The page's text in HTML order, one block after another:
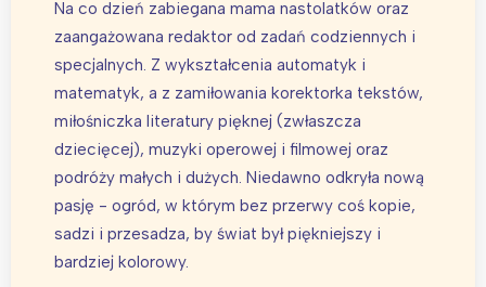
Na co dzień zabiegana mama nastolatków oraz
zaangażowana redaktor od zadań codziennych i
specjalnych. Z wykształcenia automatyk i
matematyk, a z zamiłowania korektorka tekstów,
miłośniczka literatury pięknej (zwłaszcza
dziecięcej), muzyki operowej i filmowej oraz
podróży małych i dużych. Niedawno odkryła nową
pasję - ogród, w którym bez przerwy coś kopie,
sadzi i przesadza, by świat był piękniejszy i
bardziej kolorowy.